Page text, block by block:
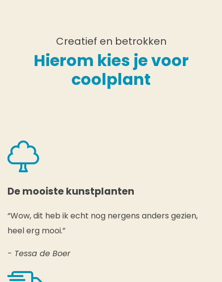
Creatief en betrokken
Hierom kies je voor
coolplant
De mooiste kunstplanten
“Wow, dit heb ik echt nog nergens anders gezien,
heel erg mooi.”
- Tessa de Boer